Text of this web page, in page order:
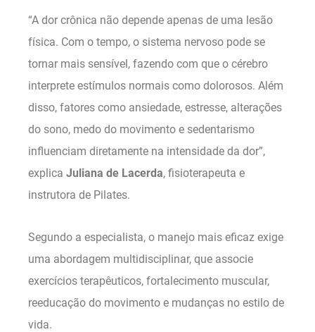
“A dor crônica não depende apenas de uma lesão
física. Com o tempo, o sistema nervoso pode se
tornar mais sensível, fazendo com que o cérebro
interprete estímulos normais como dolorosos. Além
disso, fatores como ansiedade, estresse, alterações
do sono, medo do movimento e sedentarismo
influenciam diretamente na intensidade da dor”,
explica Juliana de Lacerda, fisioterapeuta e
instrutora de Pilates.
Segundo a especialista, o manejo mais eficaz exige
uma abordagem multidisciplinar, que associe
exercícios terapêuticos, fortalecimento muscular,
reeducação do movimento e mudanças no estilo de
vida.